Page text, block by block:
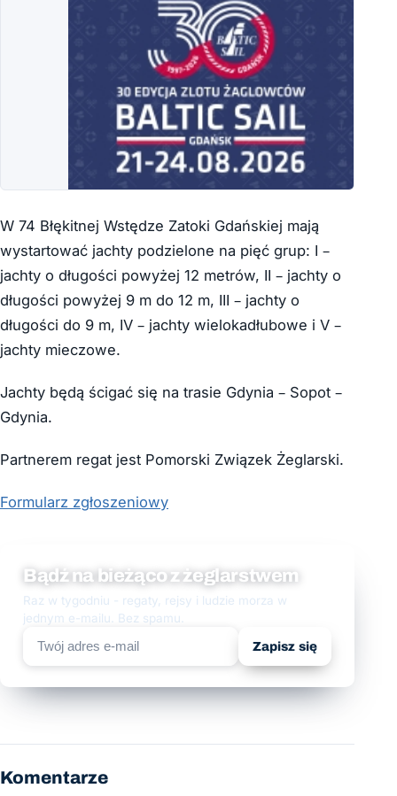
W 74 Błękitnej Wstędze Zatoki Gdańskiej mają
wystartować jachty podzielone na pięć grup: I –
jachty o długości powyżej 12 metrów, II – jachty o
długości powyżej 9 m do 12 m, III – jachty o
długości do 9 m, IV – jachty wielokadłubowe i V –
jachty mieczowe.
Jachty będą ścigać się na trasie Gdynia – Sopot –
Gdynia.
Partnerem regat jest Pomorski Związek Żeglarski.
Formularz zgłoszeniowy
Bądź na bieżąco z żeglarstwem
Raz w tygodniu - regaty, rejsy i ludzie morza w
jednym e-mailu. Bez spamu.
Zapisz się
Komentarze